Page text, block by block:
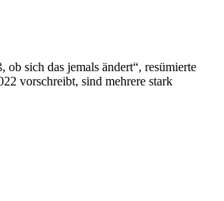
sich das jemals ändert“, resümierte
vorschreibt, sind mehrere stark